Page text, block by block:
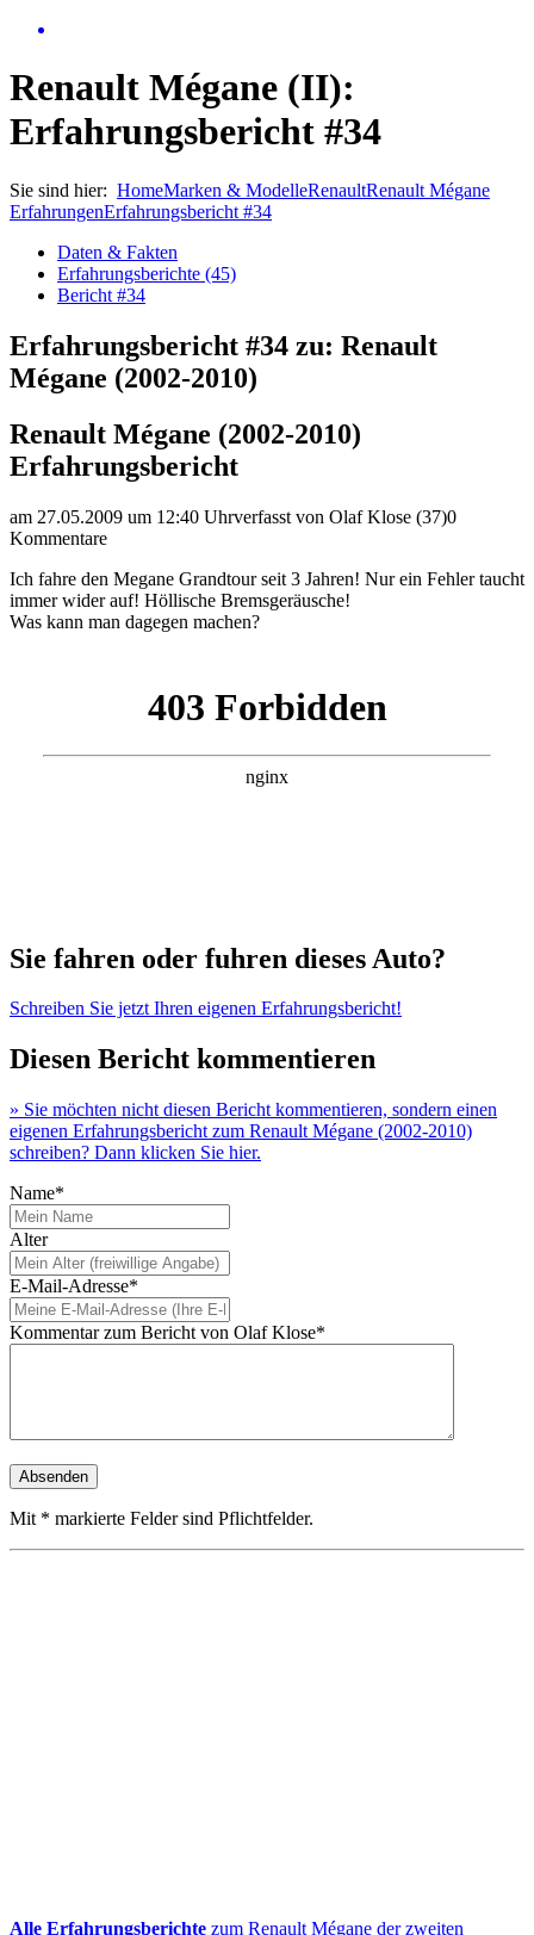
Renault Mégane (II):
Erfahrungsbericht #34
Sie sind hier: HomeMarken & ModelleRenaultRenault Mégane
ErfahrungenErfahrungsbericht #34
Daten & Fakten
Erfahrungsberichte (45)
Bericht #34
Erfahrungsbericht #34 zu: Renault
Mégane (2002-2010)
Renault Mégane (2002-2010)
Erfahrungsbericht
am 27.05.2009 um 12:40 Uhrverfasst von Olaf Klose (37)0
Kommentare
Ich fahre den Megane Grandtour seit 3 Jahren! Nur ein Fehler taucht
immer wider auf! Höllische Bremsgeräusche!
Was kann man dagegen machen?
Sie fahren oder fuhren dieses Auto?
Schreiben Sie jetzt Ihren eigenen Erfahrungsbericht!
Diesen Bericht kommentieren
» Sie möchten nicht diesen Bericht kommentieren, sondern einen
eigenen Erfahrungsbericht zum Renault Mégane (2002-2010)
schreiben? Dann klicken Sie hier.
Name*
Alter
E-Mail-Adresse*
Kommentar zum Bericht von Olaf Klose*
Mit * markierte Felder sind Pflichtfelder.
Alle Erfahrungsberichte zum Renault Mégane der zweiten